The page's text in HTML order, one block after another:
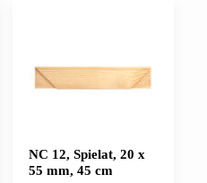
NC 12, Spielat, 20 x
55 mm, 45 cm